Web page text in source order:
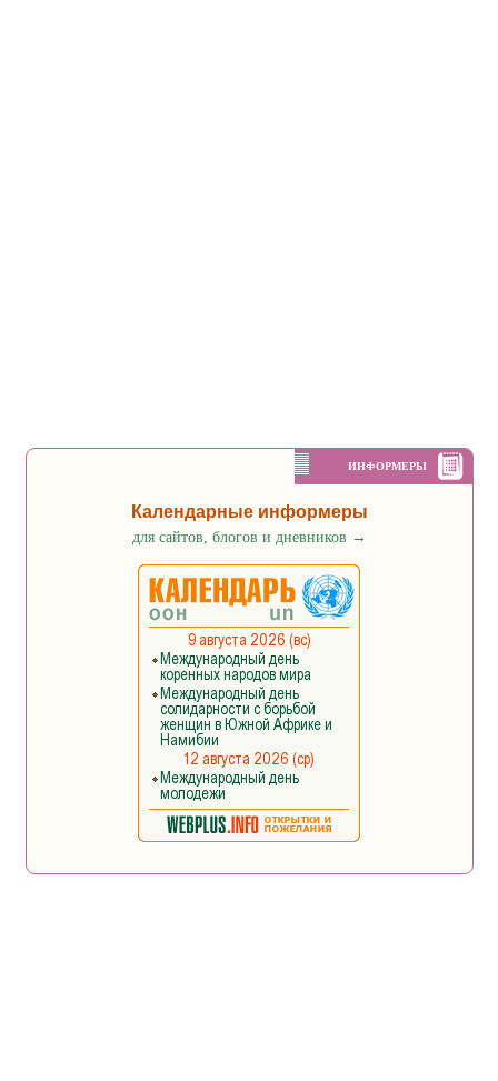
ИНФОРМЕРЫ
Календарные информеры
для сайтов, блогов и дневников →